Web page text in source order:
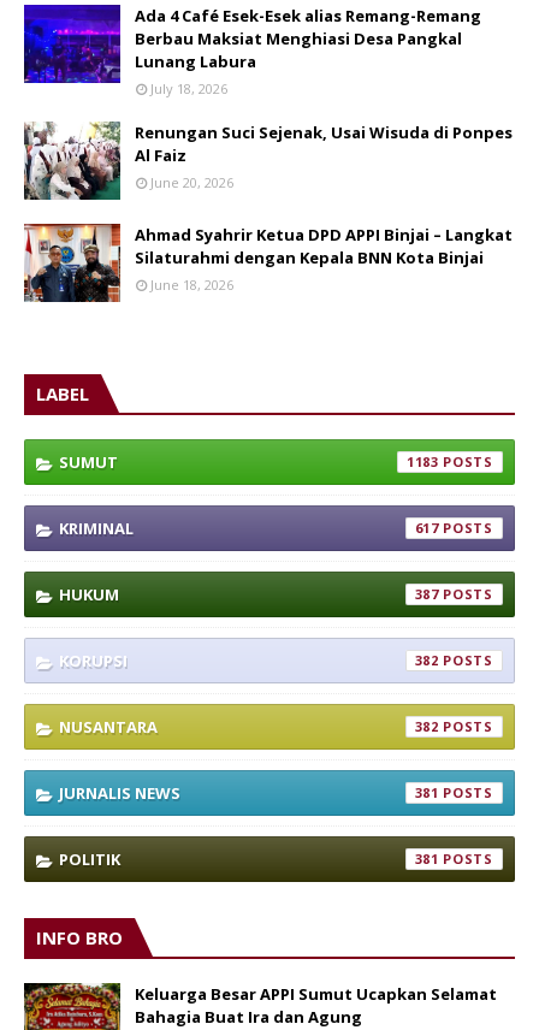
Ada 4 Café Esek-Esek alias Remang-Remang
Berbau Maksiat Menghiasi Desa Pangkal
Lunang Labura
July 18, 2026
Renungan Suci Sejenak, Usai Wisuda di Ponpes
Al Faiz
June 20, 2026
Ahmad Syahrir Ketua DPD APPI Binjai – Langkat
Silaturahmi dengan Kepala BNN Kota Binjai
June 18, 2026
LABEL
SUMUT 1183
KRIMINAL 617
HUKUM 387
KORUPSI 382
NUSANTARA 382
JURNALIS NEWS 381
POLITIK 381
INFO BRO
Keluarga Besar APPI Sumut Ucapkan Selamat
Bahagia Buat Ira dan Agung